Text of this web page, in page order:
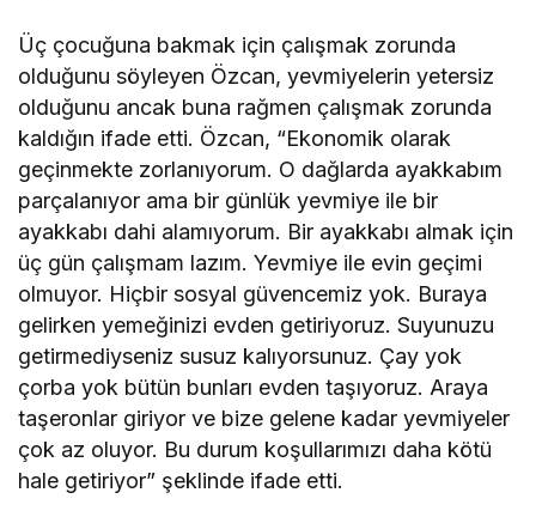
Üç çocuğuna bakmak için çalışmak zorunda
olduğunu söyleyen Özcan, yevmiyelerin yetersiz
olduğunu ancak buna rağmen çalışmak zorunda
kaldığın ifade etti. Özcan, “Ekonomik olarak
geçinmekte zorlanıyorum. O dağlarda ayakkabım
parçalanıyor ama bir günlük yevmiye ile bir
ayakkabı dahi alamıyorum. Bir ayakkabı almak için
üç gün çalışmam lazım. Yevmiye ile evin geçimi
olmuyor. Hiçbir sosyal güvencemiz yok. Buraya
gelirken yemeğinizi evden getiriyoruz. Suyunuzu
getirmediyseniz susuz kalıyorsunuz. Çay yok
çorba yok bütün bunları evden taşıyoruz. Araya
taşeronlar giriyor ve bize gelene kadar yevmiyeler
çok az oluyor. Bu durum koşullarımızı daha kötü
hale getiriyor” şeklinde ifade etti.